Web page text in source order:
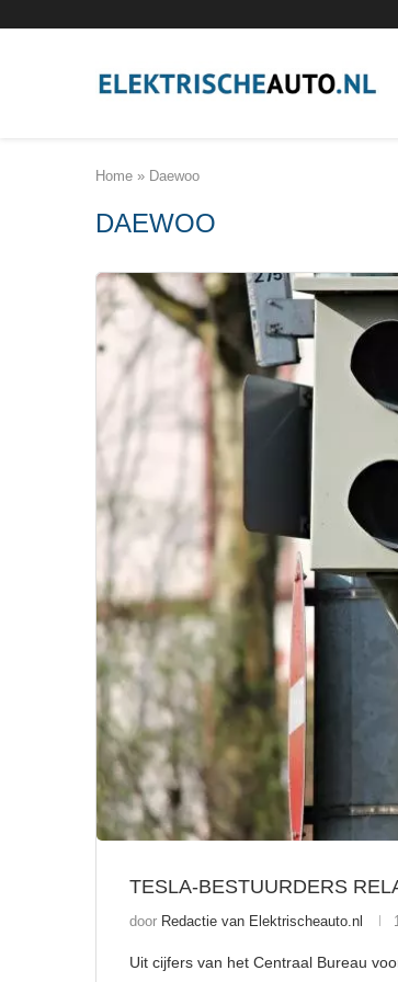
Home » Daewoo
DAEWOO
TESLA-BESTUURDERS
door Redactie van Elektrischeauto.nl
Uit cijfers van het Centraal Bureau